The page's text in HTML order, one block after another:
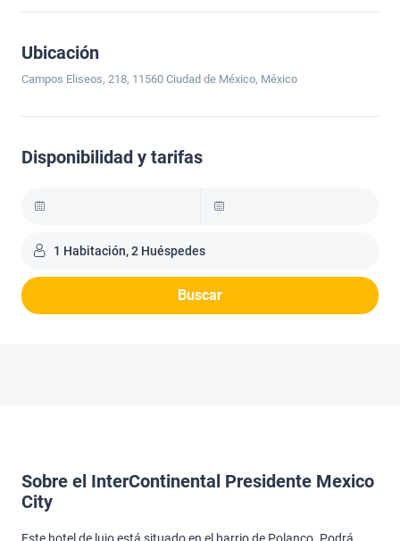
Ubicación
Campos Eliseos, 218, 11560 Ciudad de México, México
Disponibilidad y tarifas
1 Habitación, 2 Huéspedes
Buscar
Sobre el InterContinental Presidente Mexico
City